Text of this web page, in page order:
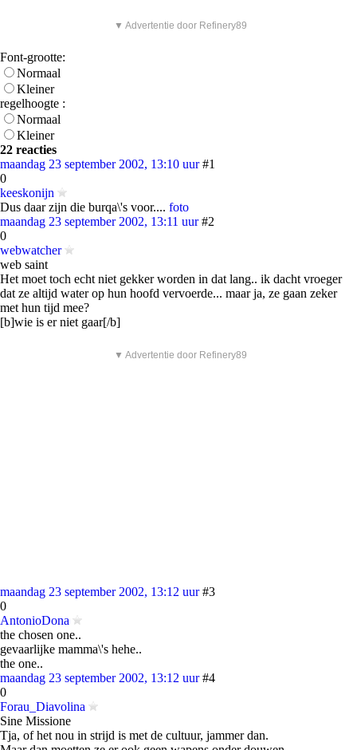
▼ Advertentie door Refinery89
Font-grootte:
Normaal
Kleiner
regelhoogte :
Normaal
Kleiner
22 reacties
maandag 23 september 2002, 13:10 uur #1
0
keeskonijn
Dus daar zijn die burqa\'s voor.... foto
maandag 23 september 2002, 13:11 uur #2
0
webwatcher
web saint
Het moet toch echt niet gekker worden in dat lang.. ik dacht vroeger
dat ze altijd water op hun hoofd vervoerde... maar ja, ze gaan zeker
met hun tijd mee?
[b]wie is er niet gaar[/b]
▼ Advertentie door Refinery89
maandag 23 september 2002, 13:12 uur #3
0
AntonioDona
the chosen one..
gevaarlijke mamma\'s hehe..
the one..
maandag 23 september 2002, 13:12 uur #4
0
Forau_Diavolina
Sine Missione
Tja, of het nou in strijd is met de cultuur, jammer dan.